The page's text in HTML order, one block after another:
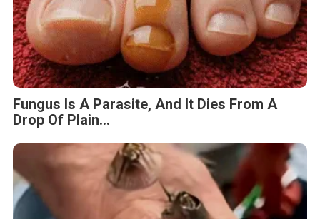
Fungus Is A Parasite, And It Dies From A
Drop Of Plain...